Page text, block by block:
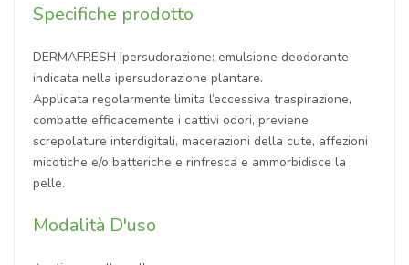
Specifiche prodotto
DERMAFRESH Ipersudorazione: emulsione deodorante
indicata nella ipersudorazione plantare.
Applicata regolarmente limita l’eccessiva traspirazione,
combatte efficacemente i cattivi odori, previene
screpolature interdigitali, macerazioni della cute, affezioni
micotiche e/o batteriche e rinfresca e ammorbidisce la
pelle.
Modalità D'uso